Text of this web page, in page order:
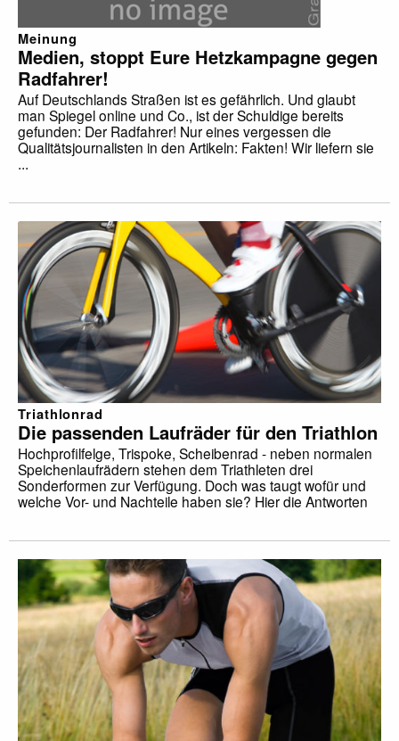
Meinung
Medien, stoppt Eure Hetzkampagne gegen
Radfahrer!
Auf Deutschlands Straßen ist es gefährlich. Und glaubt
man Spiegel online und Co., ist der Schuldige bereits
gefunden: Der Radfahrer! Nur eines vergessen die
Qualitätsjournalisten in den Artikeln: Fakten! Wir liefern sie
...
Triathlonrad
Die passenden Laufräder für den Triathlon
Hochprofilfelge, Trispoke, Scheibenrad - neben normalen
Speichenlaufrädern stehen dem Triathleten drei
Sonderformen zur Verfügung. Doch was taugt wofür und
welche Vor- und Nachteile haben sie? Hier die Antworten